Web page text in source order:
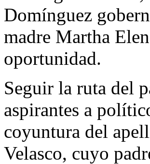
Domínguez
madre Martha
oportunidad.
Seguir la ruta del
aspirantes a
coyuntura del
Velasco, cuyo